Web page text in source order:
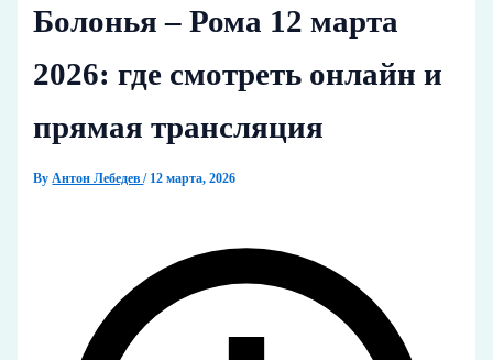
Болонья – Рома 12 марта
2026: где смотреть онлайн и
прямая трансляция
ByАнтон Лебедев/ 12 марта, 2026